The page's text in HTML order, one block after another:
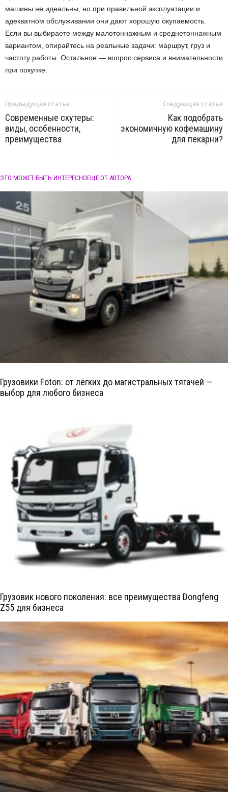
машины не идеальны, но при правильной эксплуатации и
адекватном обслуживании они дают хорошую окупаемость.
Если вы выбираете между малотоннажным и среднетоннажным
вариантом, опирайтесь на реальные задачи: маршрут, груз и
частоту работы. Остальное — вопрос сервиса и внимательности
при покупке.
Предыдущая статья
Современные скутеры:
виды, особенности,
преимущества
Следующая статья
Как подобрать
экономичную кофемашину
для пекарни?
ЭТО МОЖЕТ БЫТЬ ИНТЕРЕСНОЕЩЕ ОТ АВТОРА
Грузовики Foton: от лёгких до магистральных тягачей —
выбор для любого бизнеса
Грузовик нового поколения: все преимущества Dongfeng
Z55 для бизнеса